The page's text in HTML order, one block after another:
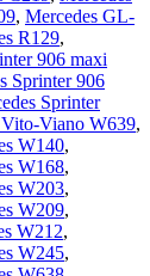
, Mercedes GL-
R129,
906 maxi
Sprinter 906
Sprinter
Vito-Viano W639,
W140,
W168,
W203,
W209,
W212,
W245,